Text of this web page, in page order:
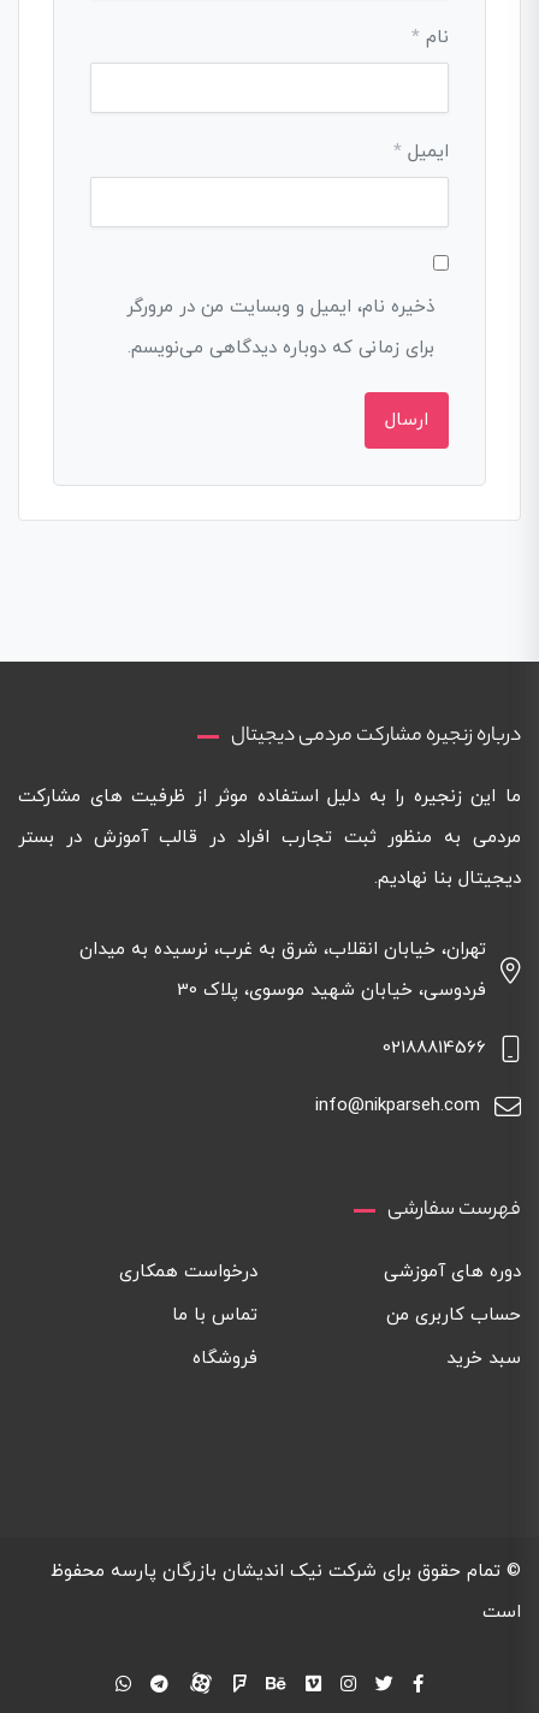
نام *
ایمیل *
ذخیره نام، ایمیل و وبسایت من در مرورگر
برای زمانی که دوباره دیدگاهی می‌نویسم.
درباره زنجیره مشارکت مردمی دیجیتال
ما این زنجیره را به دلیل استفاده موثر از ظرفیت های مشارکت
مردمی به منظور ثبت تجارب افراد در قالب آموزش در بستر
دیجیتال بنا نهادیم.
تهران، خیابان انقلاب، شرق به غرب، نرسیده به میدان
فردوسی، خیابان شهید موسوی، پلاک 30
02188814566
info@nikparseh.com
فهرست سفارشی
دوره های آموزشی
درخواست همکاری
حساب کاربری من
تماس با ما
سبد خرید
فروشگاه
© تمام حقوق برای شرکت نیک اندیشان بازرگان پارسه محفوظ
است